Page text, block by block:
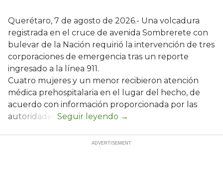
Querétaro, 7 de agosto de 2026.- Una volcadura
registrada en el cruce de avenida Sombrerete con
bulevar de la Nación requirió la intervención de tres
corporaciones de emergencia tras un reporte
ingresado a la línea 911.
Cuatro mujeres y un menor recibieron atención
médica prehospitalaria en el lugar del hecho, de
acuerdo con información proporcionada por las
autoridades.